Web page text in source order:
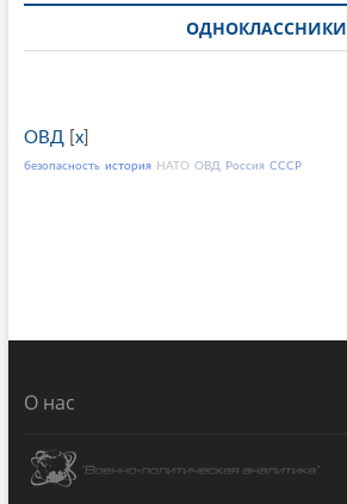
ОДНОКЛАССНИКИ
ОВД[ x]
безопасность история НАТО ОВД Россия СССР
О нас